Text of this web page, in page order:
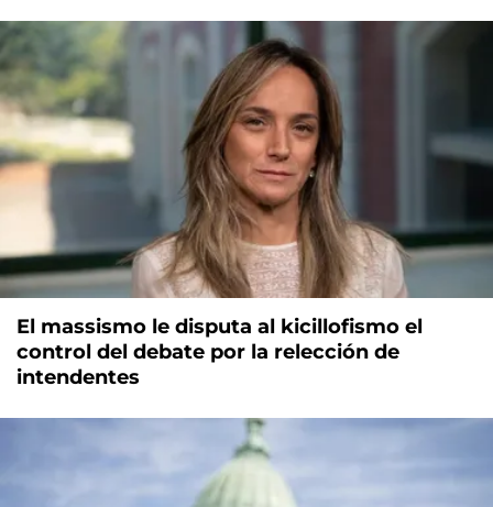
El massismo le disputa al kicillofismo el
control del debate por la relección de
intendentes